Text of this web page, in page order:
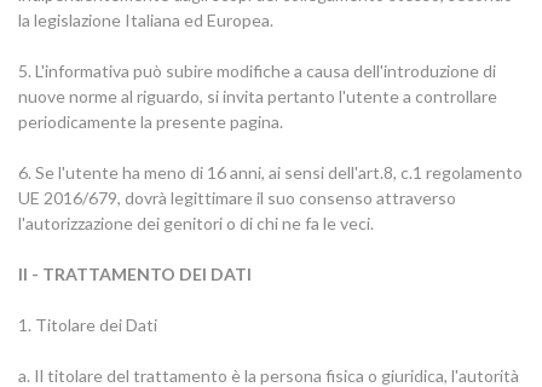
la legislazione Italiana ed Europea.
5. L'informativa può subire modifiche a causa dell'introduzione di
nuove norme al riguardo, si invita pertanto l'utente a controllare
periodicamente la presente pagina.
6. Se l'utente ha meno di 16 anni, ai sensi dell'art.8, c.1 regolamento
UE 2016/679, dovrà legittimare il suo consenso attraverso
l'autorizzazione dei genitori o di chi ne fa le veci.
II - TRATTAMENTO DEI DATI
1. Titolare dei Dati
a. Il titolare del trattamento è la persona fisica o giuridica, l'autorità